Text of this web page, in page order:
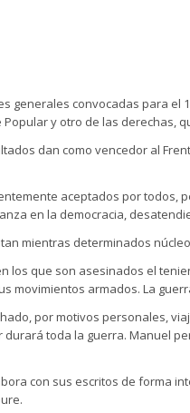
generales convocadas para
y otro de las derechas,
dan como vencedor al
aceptados por
en la democracia,
mientras determinados
los que son asesinados el
movimientos armados. La
por motivos personales,
toda la guerra. Manuel
con sus escritos de forma